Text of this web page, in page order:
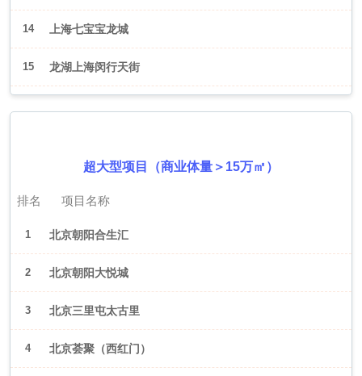
14 上海七宝宝龙城
15 龙湖上海闵行天街
超大型项目（商业体量＞15万㎡）
排名 项目名称
1 北京朝阳合生汇
2 北京朝阳大悦城
3 北京三里屯太古里
4 北京荟聚（西红门）